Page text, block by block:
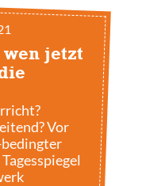
wen jetzt
Vor